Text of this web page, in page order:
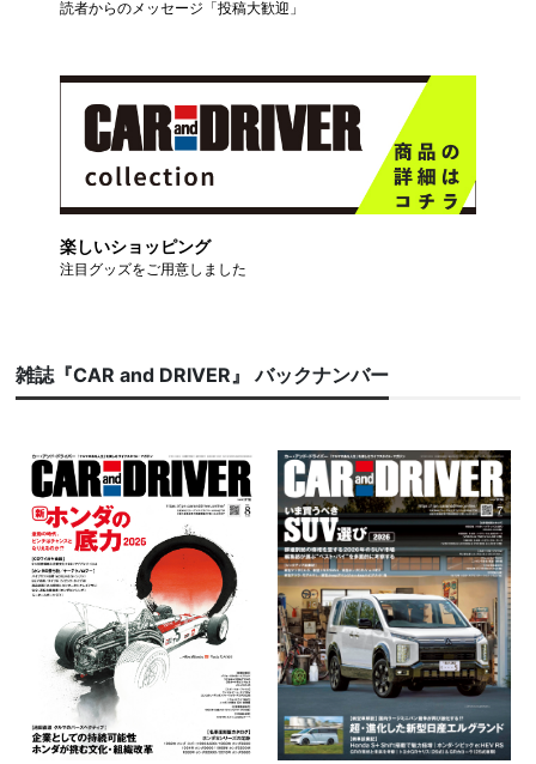
読者からのメッセージ「投稿大歓迎」
楽しいショッピング
注目グッズをご用意しました
雑誌『CAR and DRIVER』 バックナンバー